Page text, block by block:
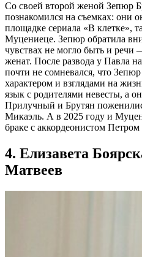
Со своей второй женой Зепюр
познакомился на съемках: они
площадке сериала «В клетке»,
Муцениеце. Зепюр обратила
чувствах не могло быть и
женат. После развода у Павла
почти не сомневался, что
характером и взглядами на
язык с родителями невесты, а
Прилучный и Брутян
Микаэль. А в 2025 году и
браке с аккордеонистом
4. Елизавета
Матвеев